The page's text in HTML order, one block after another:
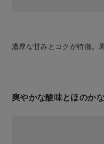
濃厚な甘みとコクが特徴。
爽やかな酸味とほのか